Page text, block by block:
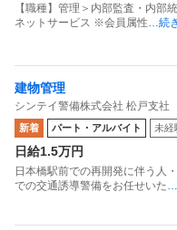
【職種】管理＞内部監査・内部
ネットサービス ※会員属性 …続
建物管理
シンテイ警備株式会社 松戸支社
新着 パート・アルバイト 未経
日給1.5万円
日本橋駅前での再開発に伴う人
での交通誘導警備をお任せいた